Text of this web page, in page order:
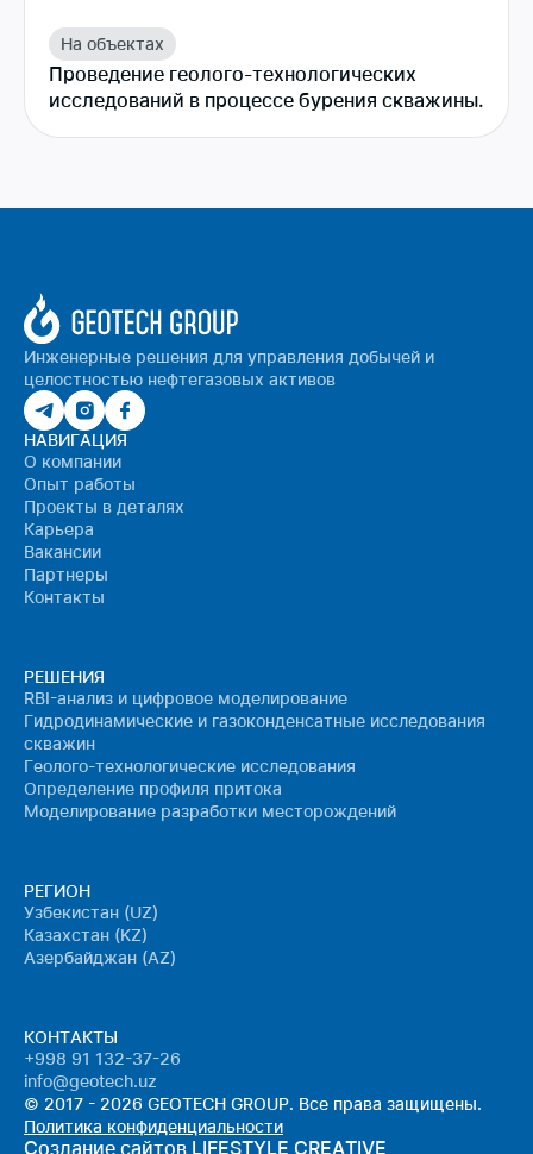
На объектах
Проведение геолого-технологических
исследований в процессе бурения скважины.
Инженерные решения для управления добычей и
целостностью нефтегазовых активов
НАВИГАЦИЯ
О компании
Опыт работы
Проекты в деталях
Карьера
Вакансии
Партнеры
Контакты
РЕШЕНИЯ
RBI-анализ и цифровое моделирование
Гидродинамические и газоконденсатные исследования
скважин
Геолого-технологические исследования
Определение профиля притока
Моделирование разработки месторождений
РЕГИОН
Узбекистан (UZ)
Казахстан (KZ)
Азербайджан (AZ)
КОНТАКТЫ
+998 91 132-37-26
info@geotech.uz
© 2017 - 2026 GEOTECH GROUP. Все права защищены.
Политика конфиденциальности
Создание сайтов LIFESTYLE CREATIVE